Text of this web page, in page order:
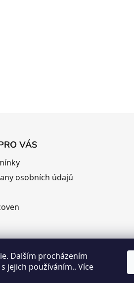
Dalším procházením
jejich používáním.. Více
VÁS
osobních údajů